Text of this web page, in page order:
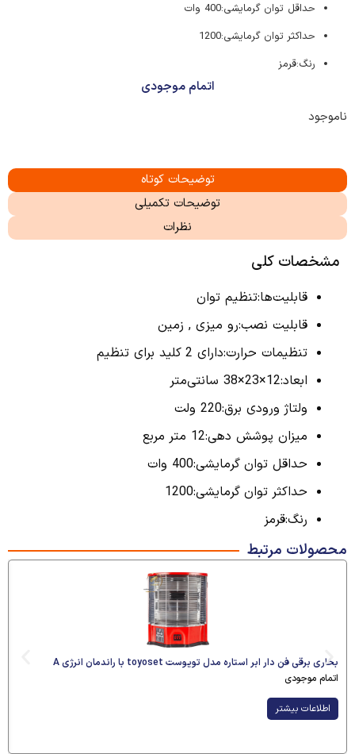
حداقل توان گرمایشی:400 وات
حداکثر توان گرمایشی:1200
رنگ:قرمز
اتمام موجودی
ناموجود
توضیحات کوتاه
توضیحات تکمیلی
نظرات
مشخصات کلی
قابلیت‌ها:تنظیم توان
قابلیت نصب:رو میزی , زمین
تنظیمات حرارت:دارای 2 کلید برای تنظیم
ابعاد:12×23×38 سانتی‌متر
ولتاژ ورودی برق:220 ولت
میزان پوشش دهی:12 متر مربع
حداقل توان گرمایشی:400 وات
حداکثر توان گرمایشی:1200
رنگ:قرمز
محصولات مرتبط
بخاری برقی فن دار ابر استاره مدل تویوست toyoset با راندمان انرژی A
اتمام موجودی
اطلاعات بیشتر